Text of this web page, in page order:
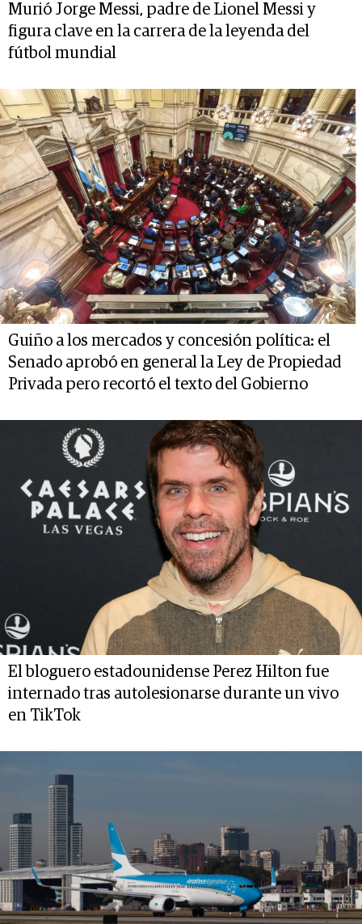
Murió Jorge Messi, padre de Lionel Messi y
figura clave en la carrera de la leyenda del
fútbol mundial
Guiño a los mercados y concesión política: el
Senado aprobó en general la Ley de Propiedad
Privada pero recortó el texto del Gobierno
El bloguero estadounidense Perez Hilton fue
internado tras autolesionarse durante un vivo
en TikTok